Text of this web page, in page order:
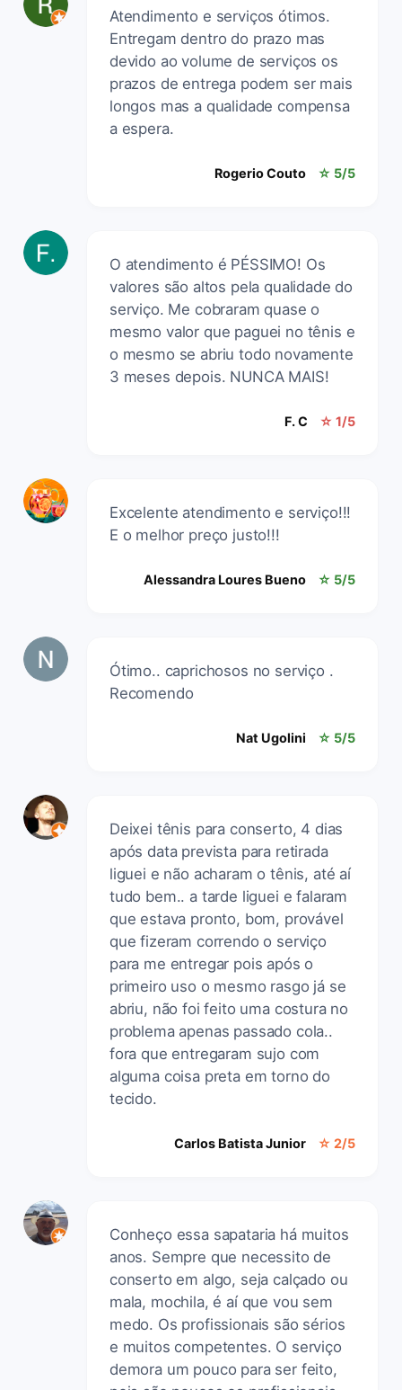
Atendimento e serviços ótimos.
Entregam dentro do prazo mas
devido ao volume de serviços os
prazos de entrega podem ser mais
longos mas a qualidade compensa
a espera.
Rogerio Couto ☆ 5/5
O atendimento é PÉSSIMO! Os
valores são altos pela qualidade do
serviço. Me cobraram quase o
mesmo valor que paguei no tênis e
o mesmo se abriu todo novamente
3 meses depois. NUNCA MAIS!
F. C ☆ 1/5
Excelente atendimento e serviço!!!
E o melhor preço justo!!!
Alessandra Loures Bueno ☆ 5/5
Ótimo.. caprichosos no serviço .
Recomendo
Nat Ugolini ☆ 5/5
Deixei tênis para conserto, 4 dias
após data prevista para retirada
liguei e não acharam o tênis, até aí
tudo bem.. a tarde liguei e falaram
que estava pronto, bom, provável
que fizeram correndo o serviço
para me entregar pois após o
primeiro uso o mesmo rasgo já se
abriu, não foi feito uma costura no
problema apenas passado cola..
fora que entregaram sujo com
alguma coisa preta em torno do
tecido.
Carlos Batista Junior ☆ 2/5
Conheço essa sapataria há muitos
anos. Sempre que necessito de
conserto em algo, seja calçado ou
mala, mochila, é aí que vou sem
medo. Os profissionais são sérios
e muitos competentes. O serviço
demora um pouco para ser feito,